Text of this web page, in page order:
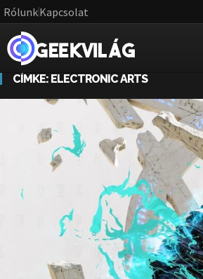
RólunkKapcsolat
CÍMKE: ELECTRONIC ARTS